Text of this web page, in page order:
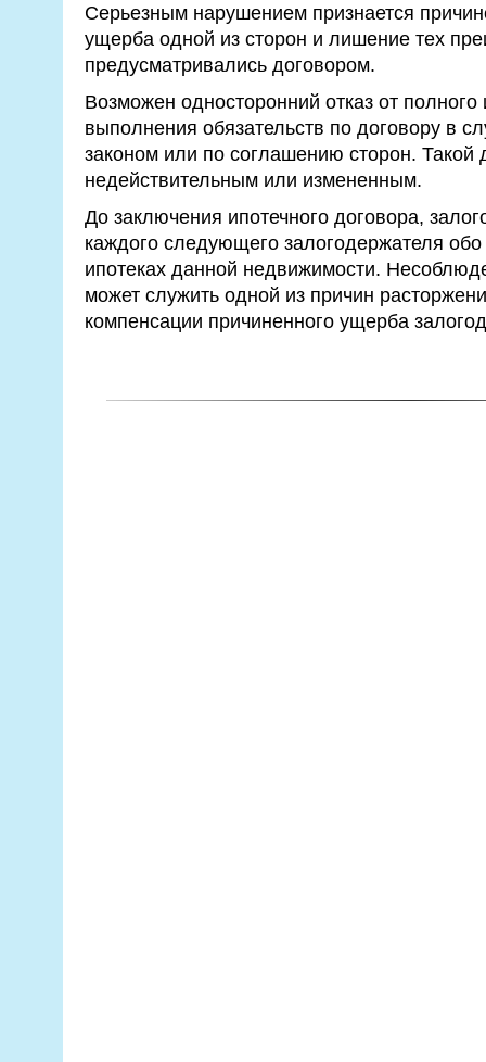
Серьезным нарушением признается
ущерба одной из сторон и лишение тех
предусматривались договором.
Возможен односторонний отказ от полного
выполнения обязательств по договору в
законом или по соглашению сторон. Такой
недействительным или измененным.
До заключения ипотечного договора,
каждого следующего залогодержателя
ипотеках данной недвижимости.
может служить одной из причин
компенсации причиненного ущерба